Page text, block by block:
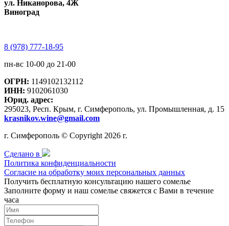
ул. Никанорова, 4Ж
Виноград
8 (978) 777-18-95
пн-вс 10-00 до 21-00
ОГРН: 1149102132112
ИНН: 9102061030
Юрид. адрес:
295023, Респ. Крым, г. Симферополь, ул. Промышленная, д. 15
krasnikov.wine@gmail.com
г. Симферополь © Copyright 2026 г.
Сделано в
Политика конфиденциальности
Согласие на обработку моих персональных данных
Получить бесплатную консультацию нашего сомелье
Заполните форму и наш сомелье свяжется с Вами в течение
часа